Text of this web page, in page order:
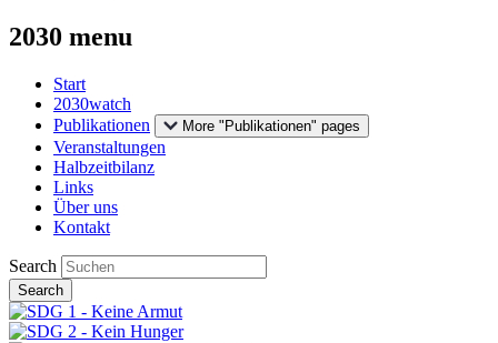
2030 menu
Start
2030watch
Publikationen
More "Publikationen" pages
Veranstaltungen
Halbzeitbilanz
Links
Über uns
Kontakt
Search